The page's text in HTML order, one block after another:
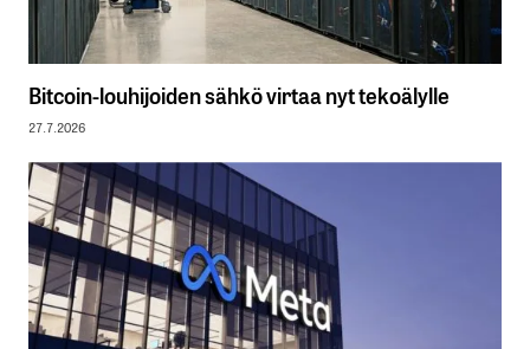
Bitcoin-louhijoiden sähkö virtaa nyt tekoälylle
27.7.2026